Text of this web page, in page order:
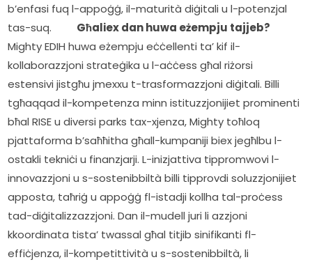
b’enfasi fuq l-appoġġ, il-maturità diġitali u l-potenzjal
tas-suq. Għaliex dan huwa eżempju tajjeb?
Mighty EDIH huwa eżempju eċċellenti ta’ kif il-
kollaborazzjoni strateġika u l-aċċess għal riżorsi
estensivi jistgħu jmexxu t-trasformazzjoni diġitali. Billi
tgħaqqad il-kompetenza minn istituzzjonijiet prominenti
bħal RISE u diversi parks tax-xjenza, Mighty toħloq
pjattaforma b’saħħitha għall-kumpaniji biex jegħlbu l-
ostakli tekniċi u finanzjarji. L-inizjattiva tippromwovi l-
innovazzjoni u s-sostenibbiltà billi tipprovdi soluzzjonijiet
apposta, taħriġ u appoġġ fl-istadji kollha tal-proċess
tad-diġitalizzazzjoni. Dan il-mudell juri li azzjoni
kkoordinata tista’ twassal għal titjib sinifikanti fl-
effiċjenza, il-kompetittività u s-sostenibbiltà, li